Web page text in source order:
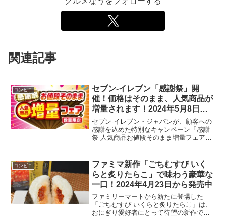
関連記事
コンビニ
セブン-イレブン「感謝祭」開
催！価格はそのまま、人気商品が
増量されます！2024年5月8日～
15日
セブン-イレブン・ジャパンが、顧客への
感謝を込めた特別なキャンペーン「感謝
祭 人気商品お値段そのまま増量フェア」
定で、早期終了の可能性があるため、早
めにチェック...
コンビニ
ファミマ新作「ごちむすび いく
らと炙りたらこ」で味わう豪華な
一口！2024年4月23日から発売中
ファミリーマートから新たに登場した
「ごちむすび いくらと炙りたらこ」は、
おにぎり愛好者にとって待望の新作で